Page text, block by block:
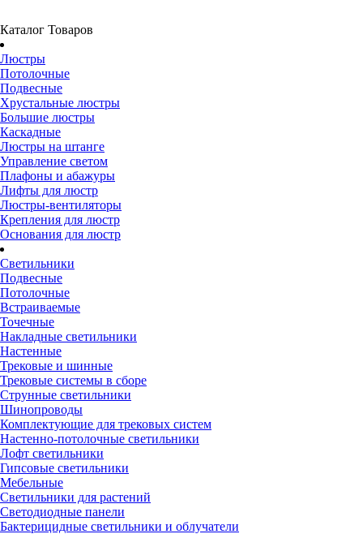
Каталог Товаров
Люстры
Потолочные
Подвесные
Хрустальные люстры
Большие люстры
Каскадные
Люстры на штанге
Управление светом
Плафоны и абажуры
Лифты для люстр
Люстры-вентиляторы
Крепления для люстр
Основания для люстр
Светильники
Подвесные
Потолочные
Встраиваемые
Точечные
Накладные светильники
Настенные
Трековые и шинные
Трековые системы в сборе
Струнные светильники
Шинопроводы
Комплектующие для трековых систем
Настенно-потолочные светильники
Лофт светильники
Гипсовые светильники
Мебельные
Светильники для растений
Светодиодные панели
Бактерицидные светильники и облучатели